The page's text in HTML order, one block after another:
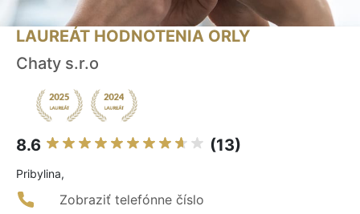
LAUREÁT HODNOTENIA ORLY
Chaty s.r.o
8.6 (13)
Pribylina,
Zobraziť telefónne číslo